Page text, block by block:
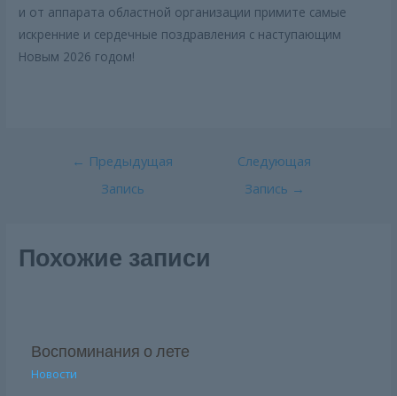
и от аппарата областной организации примите самые
искренние и сердечные поздравления с наступающим
Новым 2026 годом!
Навигация
← Предыдущая
Запись
Следующая
Запись →
Похожие записи
Воспоминания о лете
Новости